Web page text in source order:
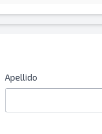
Apellido